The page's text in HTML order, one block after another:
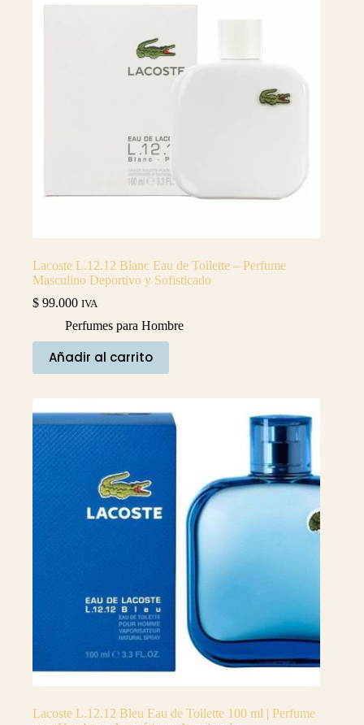
Lacoste L.12.12 Blanc Eau de Toilette – Perfume
Masculino Deportivo y Sofisticado
$ 99.000 IVA
Perfumes para Hombre
Añadir al carrito
Lacoste L.12.12 Bleu Eau de Toilette 100 ml | Perfume